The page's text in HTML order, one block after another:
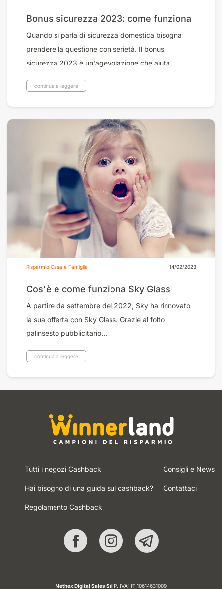
Bonus sicurezza 2023: come funziona
Quando si parla di sicurezza domestica bisogna
prendere la questione con serietà. Il bonus
sicurezza 2023 è un'agevolazione che aiuta...
continua a leggere
Risparmio Casa e Famiglia 14/02/2023
Cos'è e come funziona Sky Glass
A partire da settembre del 2022, Sky ha rinnovato
la sua offerta con Sky Glass. Grazie al folto
palinsesto pubblicitario...
continua a leggere
Tutti i negozi Cashback
Hai bisogno di una guida sul cashback?
Regolamento Cashback
Consigli e News
Contattaci
Nethex Digital Sales Srl P. IVA: IT 10614631009